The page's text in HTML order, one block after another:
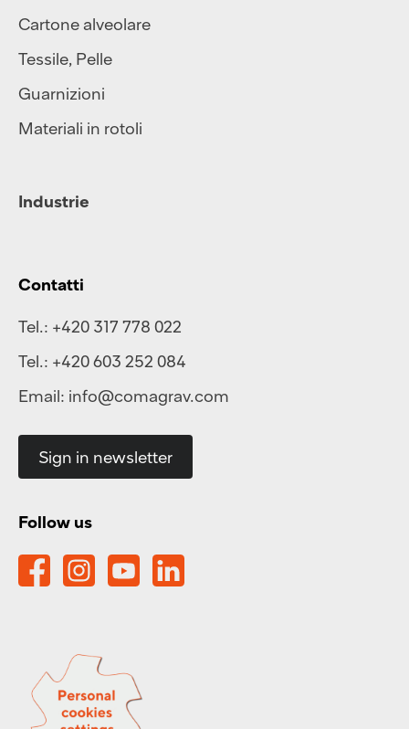
Cartone alveolare
Tessile, Pelle
Guarnizioni
Materiali in rotoli
Industrie
Contatti
Tel.: +420 317 778 022
Tel.: +420 603 252 084
Email: info@comagrav.com
Sign in newsletter
Follow us